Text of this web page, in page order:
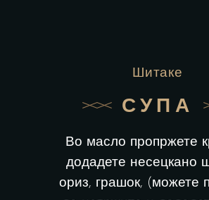
Шитаке
СУПА
Во масло пропржете
додадете несецкано
ориз, грашок, (можете